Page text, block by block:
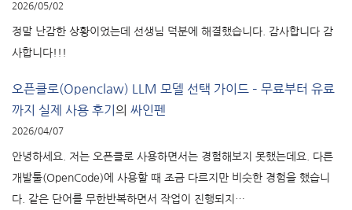
2026/05/02
정말 난감한 상황이었는데 선생님 덕분에 해결했습니다. 감사합니다 감
사합니다!!!
오픈클로(Openclaw) LLM 모델 선택 가이드 – 무료부터 유료
까지 실제 사용 후기 의 싸인펜
2026/04/07
안녕하세요. 저는 오픈클로 사용하면서는 경험해보지 못했는데요. 다른
개발툴(OpenCode)에 사용할 때 조금 다르지만 비슷한 경험을 했습니
다. 같은 단어를 무한반복하면서 작업이 진행되지…